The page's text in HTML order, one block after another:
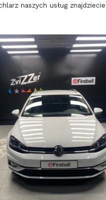
naszych usług znajdziecie